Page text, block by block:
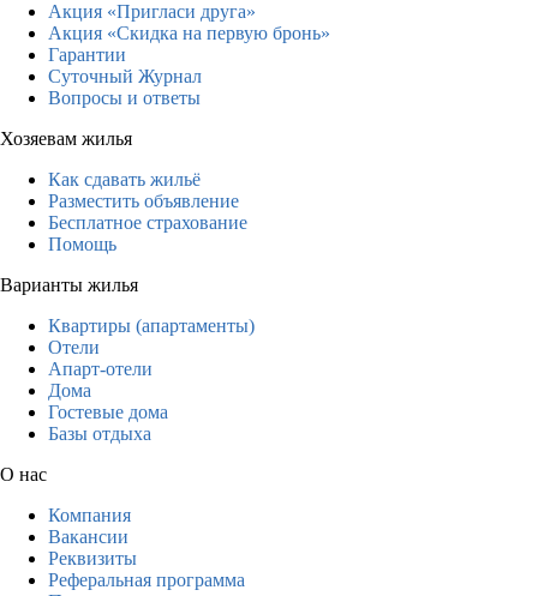
Акция «Пригласи друга»
Акция «Скидка на первую бронь»
Гарантии
Суточный Журнал
Вопросы и ответы
Хозяевам жилья
Как сдавать жильё
Разместить объявление
Бесплатное страхование
Помощь
Варианты жилья
Квартиры (апартаменты)
Отели
Апарт-отели
Дома
Гостевые дома
Базы отдыха
О нас
Компания
Вакансии
Реквизиты
Реферальная программа